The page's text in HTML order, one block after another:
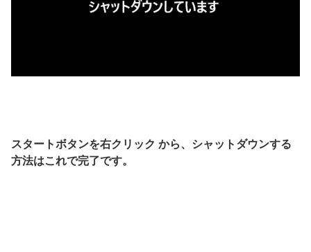
スタートボタンを右クリック から、シャットダウンする
方法はこれで完了です。